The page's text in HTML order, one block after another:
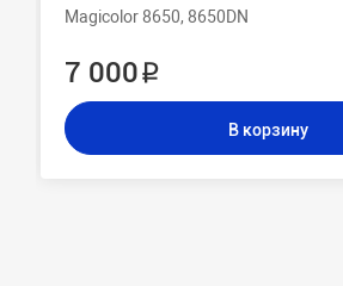
Magicolor 8650, 8650DN
7 000 ₽
В корзину